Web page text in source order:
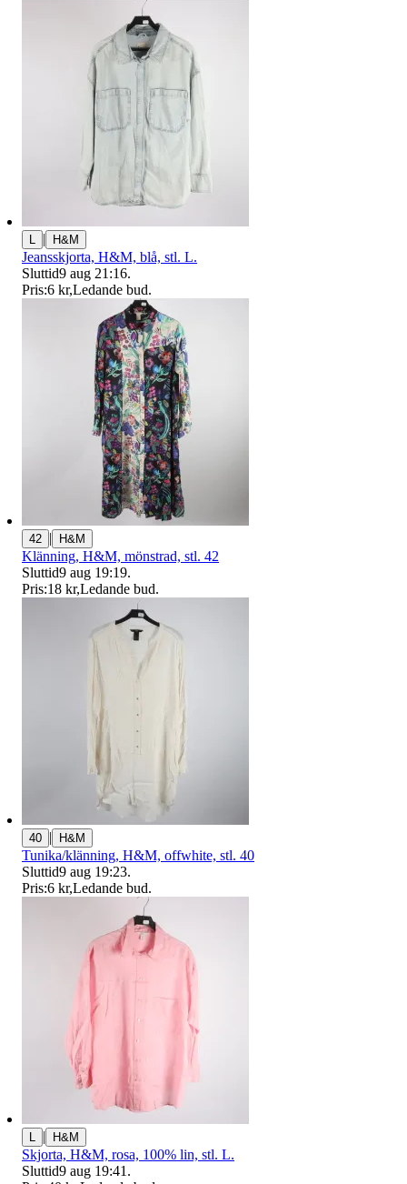
L | H&M
Jeansskjorta, H&M, blå, stl. L.
Sluttid9 aug 21:16.
Pris:6 kr,Ledande bud.
42 | H&M
Klänning, H&M, mönstrad, stl. 42
Sluttid9 aug 19:19.
Pris:18 kr,Ledande bud.
40 | H&M
Tunika/klänning, H&M, offwhite, stl. 40
Sluttid9 aug 19:23.
Pris:6 kr,Ledande bud.
L | H&M
Skjorta, H&M, rosa, 100% lin, stl. L.
Sluttid9 aug 19:41 .